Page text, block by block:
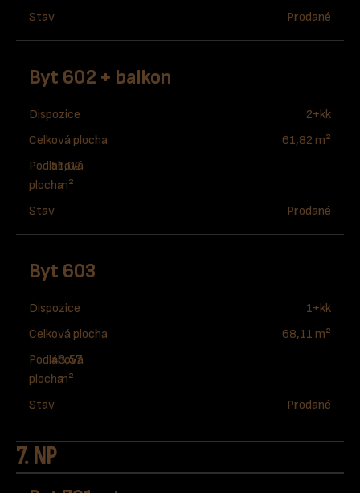
Stav
Prodané
Byt 602 + balkon
Dispozice
2+kk
Celková plocha
61,82 m²
Podlahová
plocha
51,02
m²
Stav
Prodané
Byt 603
Dispozice
1+kk
Celková plocha
68,11 m²
Podlahová
plocha
43,57
m²
Stav
Prodané
7. NP